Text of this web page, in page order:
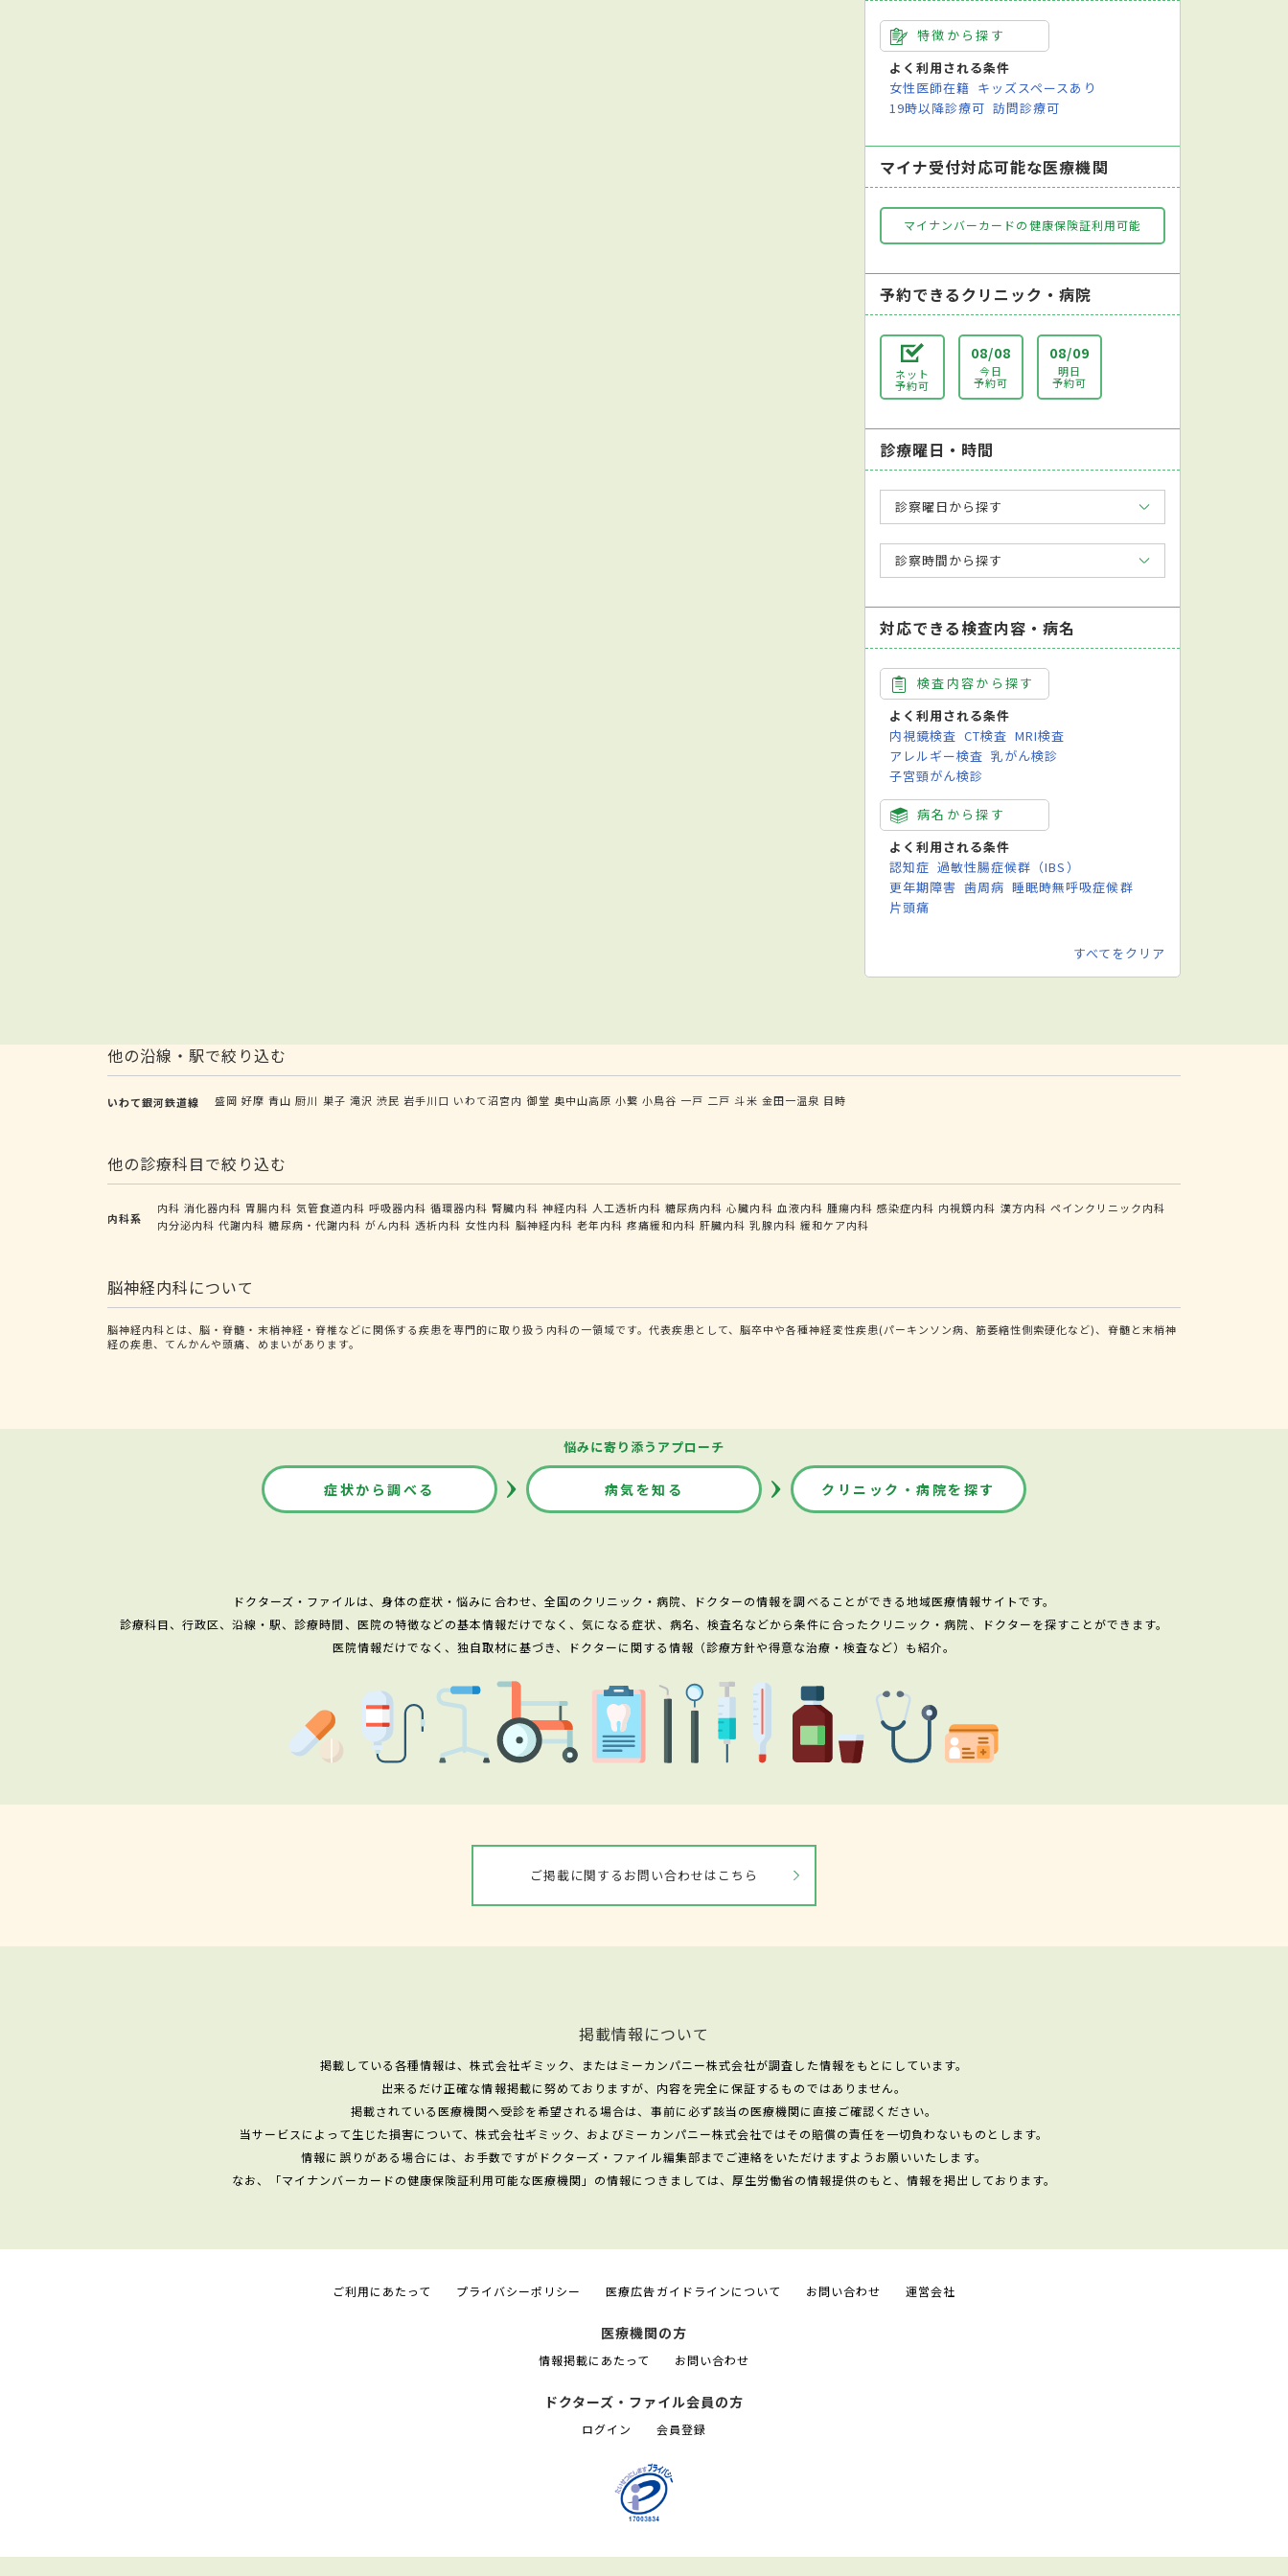
特徴から探す
よく利用される条件
女性医師在籍 キッズスペースあり
19時以降診療可 訪問診療可
マイナ受付対応可能な医療機関
マイナンバーカードの健康保険証利用可能
予約できるクリニック・病院
ネット
予約可
08/08
今日
予約可
08/09
明日
予約可
診療曜日・時間
診察曜日から探す
診察時間から探す
対応できる検査内容・病名
検査内容から探す
よく利用される条件
内視鏡検査 CT検査 MRI検査
アレルギー検査 乳がん検診
子宮頸がん検診
病名から探す
よく利用される条件
認知症 過敏性腸症候群（IBS）
更年期障害 歯周病 睡眠時無呼吸症候群
片頭痛
すべてをクリア
他の沿線・駅で絞り込む
いわて銀河鉄道線 盛岡 好摩 青山 厨川 巣子 滝沢 渋民 岩手川口 いわて沼宮内 御堂 奥中山高原 小繋 小鳥谷 一戸 二戸 斗米 金田一温泉 目時
他の診療科目で絞り込む
内科系
内科 消化器内科 胃腸内科 気管食道内科 呼吸器内科 循環器内科 腎臓内科 神経内科 人工透析内科 糖尿病内科 心臓内科 血液内科 腫瘍内科 感染症内科 内視鏡内科 漢方内科 ペインクリニック内科
内分泌内科 代謝内科 糖尿病・代謝内科 がん内科 透析内科 女性内科 脳神経内科 老年内科 疼痛緩和内科 肝臓内科 乳腺内科 緩和ケア内科
脳神経内科について
脳神経内科とは、脳・脊髄・末梢神経・脊椎などに関係する疾患を専門的に取り扱う内科の一領域です。代表疾患として、脳卒中や各種神経変性疾患(パーキンソン病、筋萎縮性側索硬化など)、脊髄と末梢神
経の疾患、てんかんや頭痛、めまいがあります。
悩みに寄り添うアプローチ
症状から調べる 病気を知る クリニック・病院を探す
ドクターズ・ファイルは、身体の症状・悩みに合わせ、全国のクリニック・病院、ドクターの情報を調べることができる地域医療情報サイトです。
診療科目、行政区、沿線・駅、診療時間、医院の特徴などの基本情報だけでなく、気になる症状、病名、検査名などから条件に合ったクリニック・病院、ドクターを探すことができます。
医院情報だけでなく、独自取材に基づき、ドクターに関する情報（診療方針や得意な治療・検査など）も紹介。
ご掲載に関するお問い合わせはこちら
掲載情報について
掲載している各種情報は、株式会社ギミック、またはミーカンパニー株式会社が調査した情報をもとにしています。
出来るだけ正確な情報掲載に努めておりますが、内容を完全に保証するものではありません。
掲載されている医療機関へ受診を希望される場合は、事前に必ず該当の医療機関に直接ご確認ください。
当サービスによって生じた損害について、株式会社ギミック、およびミーカンパニー株式会社ではその賠償の責任を一切負わないものとします。
情報に誤りがある場合には、お手数ですがドクターズ・ファイル編集部までご連絡をいただけますようお願いいたします。
なお、「マイナンバーカードの健康保険証利用可能な医療機関」の情報につきましては、厚生労働省の情報提供のもと、情報を掲出しております。
ご利用にあたって プライバシーポリシー 医療広告ガイドラインについて お問い合わせ 運営会社
医療機関の方
情報掲載にあたって お問い合わせ
ドクターズ・ファイル会員の方
ログイン 会員登録